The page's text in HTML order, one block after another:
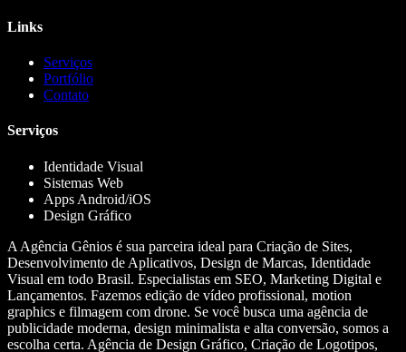
Links
Serviços
Portfólio
Contato
Serviços
Identidade Visual
Sistemas Web
Apps Android/iOS
Design Gráfico
A Agência Gênios é sua parceira ideal para Criação de Sites,
Desenvolvimento de Aplicativos, Design de Marcas, Identidade
Visual em todo Brasil. Especialistas em SEO, Marketing Digital e
Lançamentos. Fazemos edição de vídeo profissional, motion
graphics e filmagem com drone. Se você busca uma agência de
publicidade moderna, design minimalista e alta conversão, somos a
escolha certa. Agência de Design Gráfico, Criação de Logotipos,